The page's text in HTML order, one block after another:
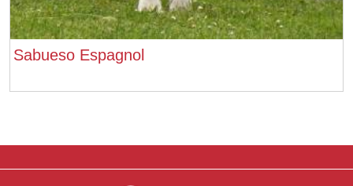
Sabueso Espagnol